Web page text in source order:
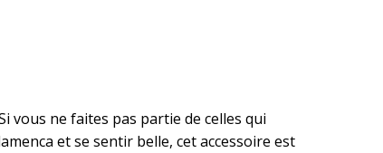
vous ne faites pas partie de celles qui
et se sentir belle, cet accessoire est